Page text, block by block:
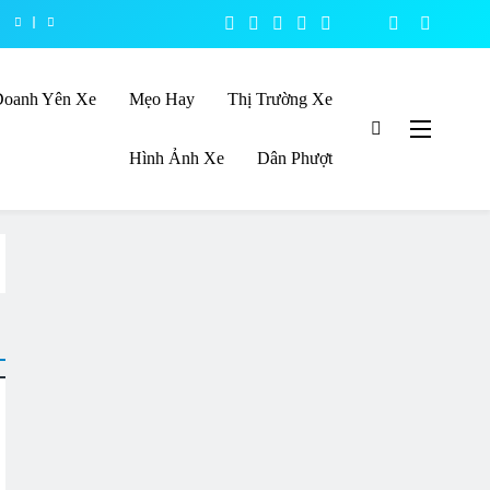
Yên Xe Mẹo Hay Thị Trường Xe
Hình Ảnh Xe Dân Phượt